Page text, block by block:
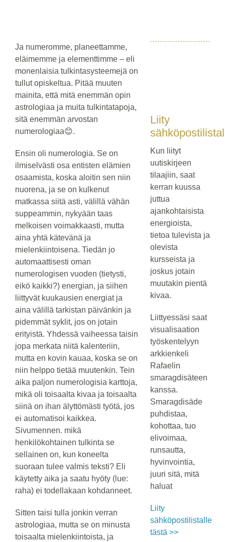
Ja numeromme, planeettamme,
eläimemme ja elementtimme – eli
monenlaisia tulkintasysteemejä on
tullut opiskeltua. Pitää muuten
mainita, että mitä enemmän opin
astrologiaa ja muita tulkintatapoja,
sitä enemmän arvostan
numerologiaa😊.
Ensin oli numerologia. Se on
ilmiselvästi osa entisten elämien
osaamista, koska aloitin sen niin
nuorena, ja se on kulkenut
matkassa siitä asti, välillä vähän
suppeammin, nykyään taas
melkoisen voimakkaasti, mutta
aina yhtä kätevänä ja
mielenkiintoisena. Tiedän jo
automaattisesti oman
numerologisen vuoden (tietysti,
eikö kaikki?) energian, ja siihen
liittyvät kuukausien energiat ja
aina välillä tarkistan päivänkin ja
pidemmät syklit, jos on jotain
erityistä. Yhdessä vaiheessa taisin
jopa merkata niitä kalenteriin,
mutta en kovin kauaa, koska se on
niin helppo tietää muutenkin. Tein
aika paljon numerologisia karttoja,
mikä oli toisaalta kivaa ja toisaalta
siinä on ihan älyttömästi työtä, jos
ei automatisoi kaikkea.
Sivumennen. mikä
henkilökohtainen tulkinta se
sellainen on, kun koneelta
suoraan tulee valmis teksti? Eli
käytetty aika ja saatu hyöty (lue:
raha) ei todellakaan kohdanneet.
Sitten taisi tulla jonkin verran
astrologiaa, mutta se on minusta
toisaalta mielenkiintoista, ja
Liity
Kun liityt
uutiskirjeen
tilaajiin, saat
kerran kuussa
juttua
ajankohtaisista
energioista,
tietoa tulevista ja
olevista
kursseista ja
joskus jotain
muutakin pientä
kivaa.
Liittyessäsi saat
visualisaation
työskentelyyn
arkkienkeli
Rafaelin
smaragdisäteen
kanssa.
Smaragdisäde
puhdistaa,
kohottaa, tuo
elivoimaa,
runsautta,
hyvinvointia,
juuri sitä, mitä
haluat
Liity
sähköpostilistalle
tästä >>